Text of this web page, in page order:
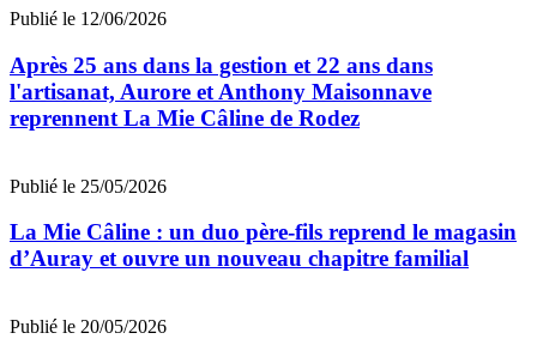
Publié le 12/06/2026
Après 25 ans dans la gestion et 22 ans dans
l'artisanat, Aurore et Anthony Maisonnave
reprennent La Mie Câline de Rodez
Publié le 25/05/2026
La Mie Câline : un duo père-fils reprend le magasin
d’Auray et ouvre un nouveau chapitre familial
Publié le 20/05/2026